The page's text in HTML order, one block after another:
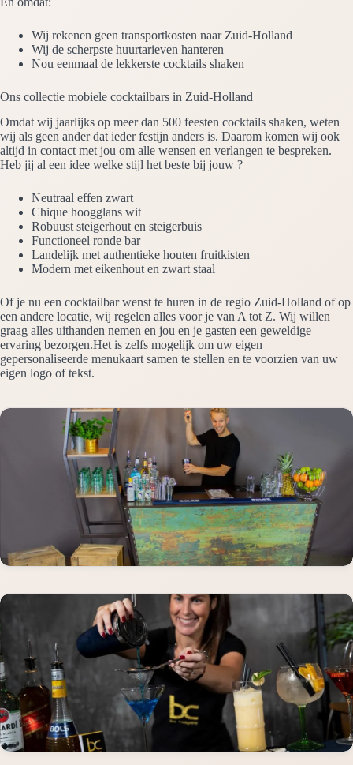
Wij rekenen geen transportkosten naar Zuid-Holland
Wij de scherpste huurtarieven hanteren
Nou eenmaal de lekkerste cocktails shaken
Ons collectie mobiele cocktailbars in Zuid-Holland
Omdat wij jaarlijks op meer dan 500 feesten cocktails shaken, weten
wij als geen ander dat ieder festijn anders is. Daarom komen wij ook
altijd in contact met jou om alle wensen en verlangen te bespreken.
Heb jij al een idee welke stijl het beste bij jouw ?
Neutraal effen zwart
Chique hoogglans wit
Robuust steigerhout en steigerbuis
Functioneel ronde bar
Landelijk met authentieke houten fruitkisten
Modern met eikenhout en zwart staal
Of je nu een cocktailbar wenst te huren in de regio Zuid-Holland of op
een andere locatie, wij regelen alles voor je van A tot Z. Wij willen
graag alles uithanden nemen en jou en je gasten een geweldige
ervaring bezorgen.Het is zelfs mogelijk om uw eigen
gepersonaliseerde menukaart samen te stellen en te voorzien van uw
eigen logo of tekst.